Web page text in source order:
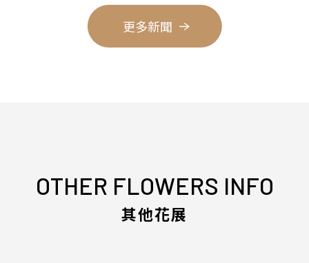
更多新聞
OTHER FLOWERS INFO
其他花展